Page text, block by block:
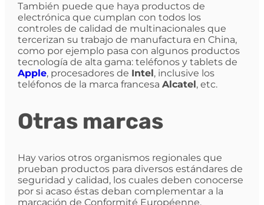
También puede que haya productos de
electrónica que cumplan con todos los
controles de calidad de multinacionales que
tercerizan su trabajo de manufactura en China,
como por ejemplo pasa con algunos productos
tecnología de alta gama: teléfonos y tablets de
Apple, procesadores de Intel , inclusive los
teléfonos de la marca francesa Alcatel , etc.
Otras marcas
Hay varios otros organismos regionales que
prueban productos para diversos estándares de
seguridad y calidad, los cuales deben conocerse
por si acaso éstas deban complementar a la
marcación de Conformité Européenne.